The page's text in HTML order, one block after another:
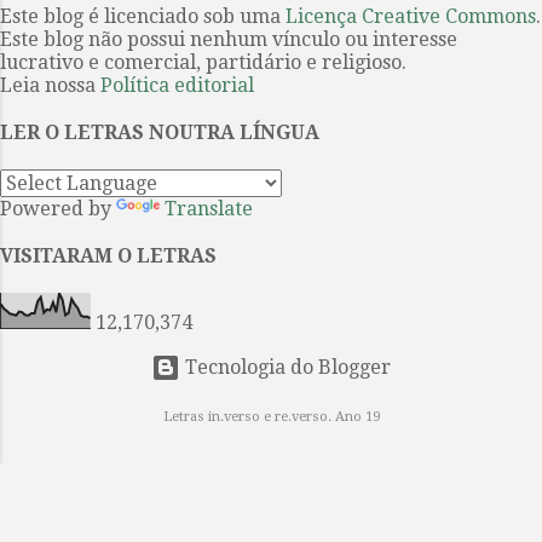
estamos falando. A forma, a beleza,
...
vencedor do Nobel de Literatura
John Steinbeck . Eles são uma dupla
improvável: George é “pequeno e
inquietos e traços marcados,
fortes”; e Lennie é seu oposto, um
sujeito enorme com a mente de
uma criança. Entretanto, de certa
maneira, eles construíram uma
da alienação. Trabalhadores braçais
dos camp...
Este blog é licenciado sob uma Licença Creative Commons.
Este blog não possui nenhum vínculo ou interesse
lucrativo e comercial, partidário e religioso.
Leia nossa Política editorial
LER O LETRAS NOUTRA LÍNGUA
Powered by Translate
VISITARAM O LETRAS
12,170,374
Tecnologia do Blogger
Letras in.verso e re.verso. Ano 19